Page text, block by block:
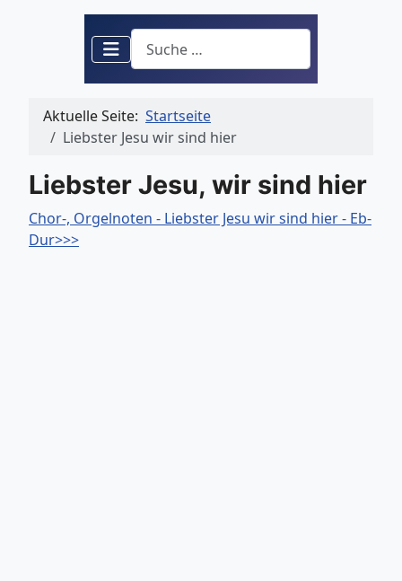
Suchen
Aktuelle Seite: Startseite
Liebster Jesu wir sind hier
Liebster Jesu, wir sind hier
Chor-, Orgelnoten - Liebster Jesu wir sind hier - Eb-
Dur>>>